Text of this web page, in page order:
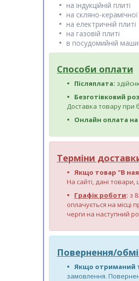
на індукційній плиті
на скляно-
на електричній плиті
на газовій плиті
в посудомийній
Способи оплати
Післяплата:
Безготівковий
Доставка товару при
Онлайн оплата на
Терміни
Якщо товар "В
На сайті, дані
Графік роботи: з
оплачується на місці
черги на наступний
Повернення/
Якщо отриманий
замовлення.